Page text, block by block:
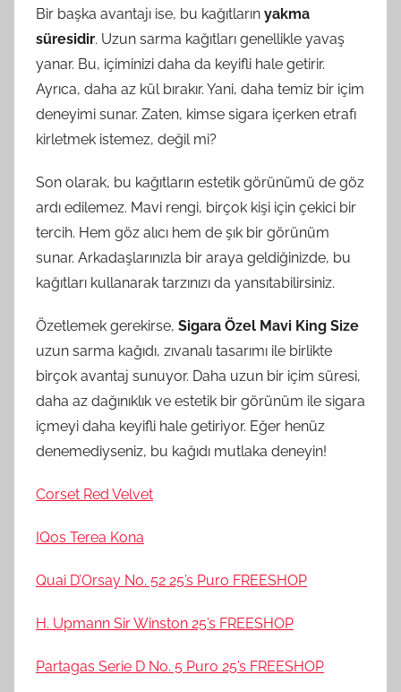
Bir başka avantajı ise, bu kağıtların yakma
süresidir. Uzun sarma kağıtları genellikle yavaş
yanar. Bu, içiminizi daha da keyifli hale getirir.
Ayrıca, daha az kül bırakır. Yani, daha temiz bir içim
deneyimi sunar. Zaten, kimse sigara içerken etrafı
kirletmek istemez, değil mi?
Son olarak, bu kağıtların estetik görünümü de göz
ardı edilemez. Mavi rengi, birçok kişi için çekici bir
tercih. Hem göz alıcı hem de şık bir görünüm
sunar. Arkadaşlarınızla bir araya geldiğinizde, bu
kağıtları kullanarak tarzınızı da yansıtabilirsiniz.
Özetlemek gerekirse, Sigara Özel Mavi King Size
uzun sarma kağıdı, zıvanalı tasarımı ile birlikte
birçok avantaj sunuyor. Daha uzun bir içim süresi,
daha az dağınıklık ve estetik bir görünüm ile sigara
içmeyi daha keyifli hale getiriyor. Eğer henüz
denemediyseniz, bu kağıdı mutlaka deneyin!
Corset Red Velvet
IQos Terea Kona
Quai D’Orsay No. 52 25’s Puro FREESHOP
H. Upmann Sir Winston 25’s FREESHOP
Partagas Serie D No. 5 Puro 25’s FREESHOP